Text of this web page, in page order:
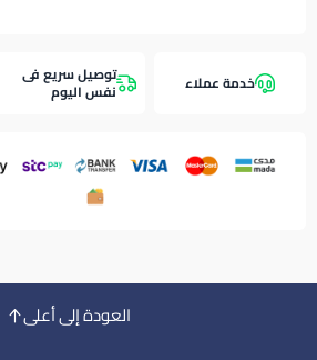
خدمة عملاء توصيل سريع فى
نفس اليوم
العودة إلى أعلى